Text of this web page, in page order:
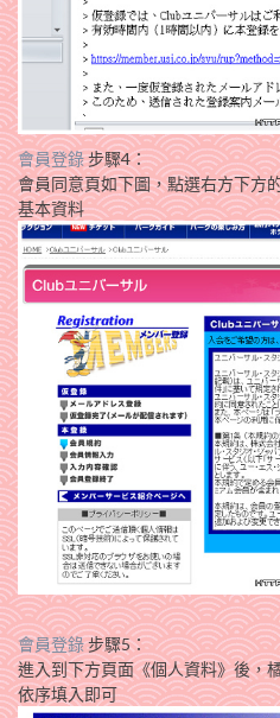
會員登錄步驟4：
會員同意頁如下圖，點選右方下方
基本資料
會員登錄步驟5：
進入到下方頁面《個人資料》後，
依序填入即可